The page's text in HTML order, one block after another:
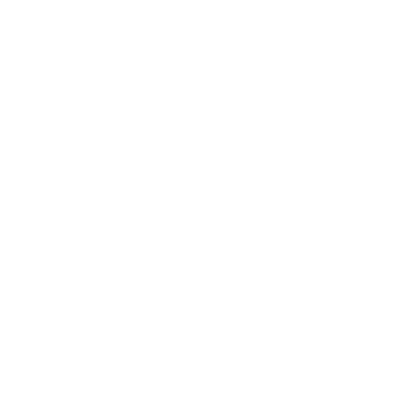
うな治療の選択肢があるのでしょう。